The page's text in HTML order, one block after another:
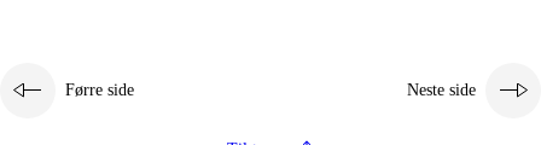
Førre side Neste side